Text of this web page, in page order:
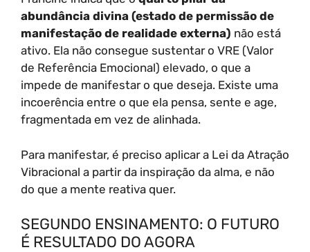
abundância divina (estado de permissão de
manifestação de realidade externa) não está
ativo. Ela não consegue sustentar o VRE (Valor
de Referência Emocional) elevado, o que a
impede de manifestar o que deseja. Existe uma
incoerência entre o que ela pensa, sente e age,
fragmentada em vez de alinhada.
Para manifestar, é preciso aplicar a Lei da Atração
Vibracional a partir da inspiração da alma, e não
do que a mente reativa quer.
SEGUNDO ENSINAMENTO: O FUTURO
É RESULTADO DO AGORA